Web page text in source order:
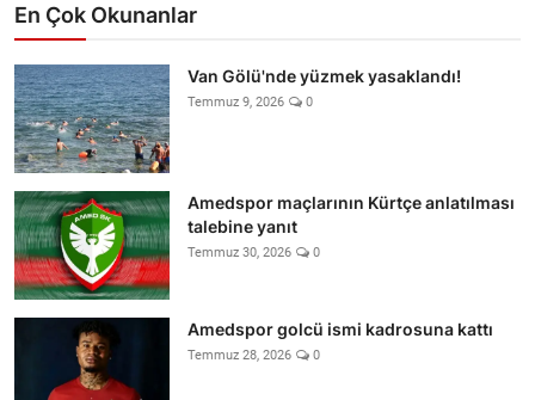
En Çok Okunanlar
Van Gölü'nde yüzmek yasaklandı!
Temmuz 9, 2026 0
Amedspor maçlarının Kürtçe anlatılması
talebine yanıt
Temmuz 30, 2026 0
Amedspor golcü ismi kadrosuna kattı
Temmuz 28, 2026 0